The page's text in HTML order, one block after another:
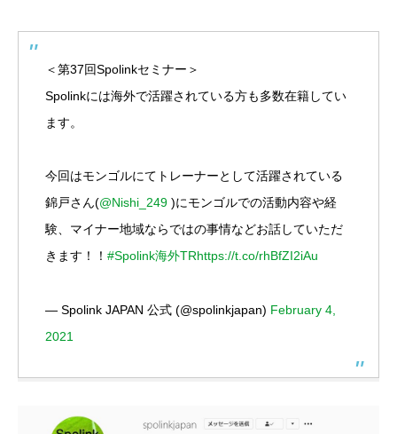
＜第37回Spolinkセミナー＞
Spolinkには海外で活躍されている方も多数在籍してい
ます。
今回はモンゴルにてトレーナーとして活躍されている
錦戸さん(@Nishi_249 )にモンゴルでの活動内容や経
験、マイナー地域ならではの事情などお話していただ
きます！！ #Spolink海外TRhttps://t.co/rhBfZI2iAu
— Spolink JAPAN 公式 (@spolinkjapan) February 4,
2021